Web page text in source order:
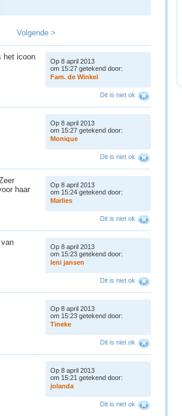
Volgende >
het icoon
Op 8 april 2013
om 15:27 getekend door:
Fam. de Winkel
Dit is niet ok
Op 8 april 2013
om 15:27 getekend door:
Monique
Dit is niet ok
haar
Op 8 april 2013
om 15:24 getekend door:
Marlies
Dit is niet ok
Op 8 april 2013
om 15:23 getekend door:
leni jansen
Dit is niet ok
Op 8 april 2013
om 15:23 getekend door:
Tineke
Dit is niet ok
Op 8 april 2013
om 15:21 getekend door:
jolanda
Dit is niet ok